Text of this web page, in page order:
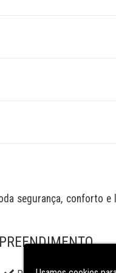
segurança, conforto